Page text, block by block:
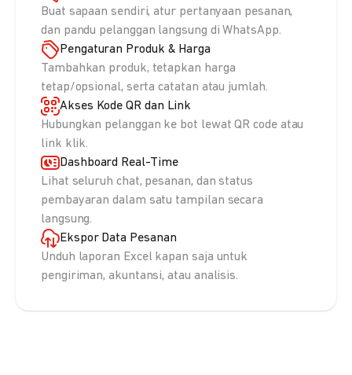
Buat sapaan sendiri, atur pertanyaan pesanan,
dan pandu pelanggan langsung di WhatsApp.
Pengaturan Produk & Harga
Tambahkan produk, tetapkan harga
tetap/opsional, serta catatan atau jumlah.
Akses Kode QR dan Link
Hubungkan pelanggan ke bot lewat QR code atau
link klik.
Dashboard Real-Time
Lihat seluruh chat, pesanan, dan status
pembayaran dalam satu tampilan secara
langsung.
Ekspor Data Pesanan
Unduh laporan Excel kapan saja untuk
pengiriman, akuntansi, atau analisis.